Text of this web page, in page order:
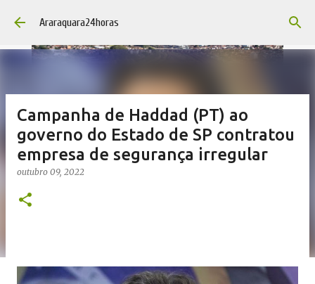
Pular para o conteúdo principal
Araraquara24horas
Campanha de Haddad (PT) ao
governo do Estado de SP contratou
empresa de segurança irregular
outubro 09, 2022